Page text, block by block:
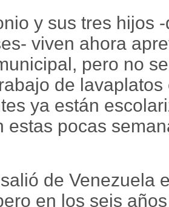
y sus tres hijos
viven ahora
pero no
de
ya están
estas pocas
de Venezuela
en los seis